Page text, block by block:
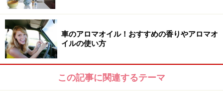
車のアロマオイル！おすすめの香りやアロマオ
イルの使い方
この記事に関連するテーマ